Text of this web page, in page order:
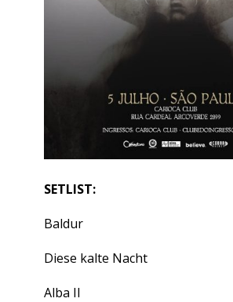
SETLIST:
Baldur
Diese kalte Nacht
Alba II